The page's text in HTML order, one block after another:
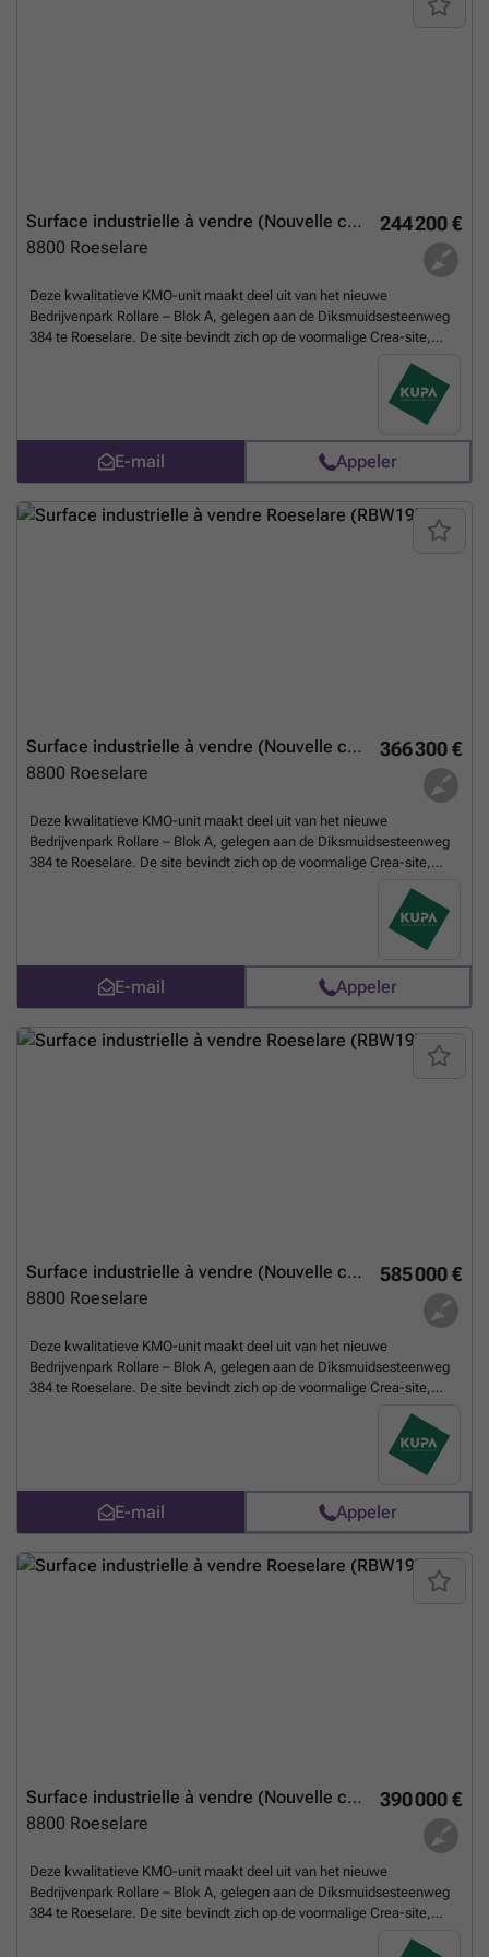
244 200 €
Surface industrielle à vendre (Nouvelle construction)
8800 Roeselare
Deze kwalitatieve KMO-unit maakt deel uit van het nieuwe
Bedrijvenpark Rollare – Blok A, gelegen aan de Diksmuidsesteenweg
384 te Roeselare. De site bevindt zich op de voormalige Crea-site,
bereikbaarheid dankzij de ligging op minder dan 500 m van de
N32/R32. Ook de N36 en N37 zorgen voor een vlotte verbinding
richting Kortrijk, Brugge, Oostende en Gent. De unit is geschikt voor
diverse bedrijfsactiviteiten zoals opslag, productie, distributie,
groothandel of een combinatie met kantoor/showroom. De unit wordt
casco aangeboden, met mogelijkheid tot afwerking op maat volgens
de noden van de koper of huurder. De unit beschikt over een open
bedrijfsruimte zonder tussenkolommen, bijhorende parkeerplaatsen,
een vrije hoogte van minimaal 6 m, een sectionaalpoort van 4,00 m x
E-mail Appeler
366 300 €
Surface industrielle à vendre (Nouvelle construction)
8800 Roeselare
Deze kwalitatieve KMO-unit maakt deel uit van het nieuwe
Bedrijvenpark Rollare – Blok A, gelegen aan de Diksmuidsesteenweg
384 te Roeselare. De site bevindt zich op de voormalige Crea-site,
bereikbaarheid dankzij de ligging op minder dan 500 m van de
N32/R32. Ook de N36 en N37 zorgen voor een vlotte verbinding
richting Kortrijk, Brugge, Oostende en Gent. De unit is geschikt voor
diverse bedrijfsactiviteiten zoals opslag, productie, distributie,
groothandel of een combinatie met kantoor/showroom. De unit wordt
casco aangeboden, met mogelijkheid tot afwerking op maat volgens
de noden van de koper of huurder. De unit beschikt over een open
bedrijfsruimte zonder tussenkolommen, bijhorende parkeerplaatsen,
een vrije hoogte van minimaal 6 m, een sectionaalpoort van 4,00 m x
E-mail Appeler
585 000 €
Surface industrielle à vendre (Nouvelle construction)
8800 Roeselare
Deze kwalitatieve KMO-unit maakt deel uit van het nieuwe
Bedrijvenpark Rollare – Blok A, gelegen aan de Diksmuidsesteenweg
384 te Roeselare. De site bevindt zich op de voormalige Crea-site,
bereikbaarheid dankzij de ligging op minder dan 500 m van de
N32/R32. Ook de N36 en N37 zorgen voor een vlotte verbinding
richting Kortrijk, Brugge, Oostende en Gent. De unit is geschikt voor
diverse bedrijfsactiviteiten zoals opslag, productie, distributie,
groothandel of een combinatie met kantoor/showroom. De unit wordt
casco aangeboden, met mogelijkheid tot afwerking op maat volgens
de noden van de koper of huurder. De unit beschikt over een open
bedrijfsruimte zonder tussenkolommen, bijhorende parkeerplaatsen,
een vrije hoogte van minimaal 6 m, een sectionaalpoort van 4,00 m x
E-mail Appeler
390 000 €
Surface industrielle à vendre (Nouvelle construction)
8800 Roeselare
Deze kwalitatieve KMO-unit maakt deel uit van het nieuwe
Bedrijvenpark Rollare – Blok A, gelegen aan de Diksmuidsesteenweg
384 te Roeselare. De site bevindt zich op de voormalige Crea-site,